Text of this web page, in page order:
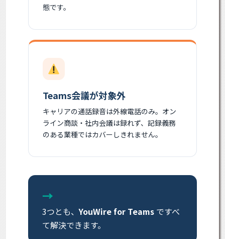
態です。
Teams会議が対象外
キャリアの通話録音は外線電話のみ。オン
ライン商談・社内会議は録れず、記録義務
のある業種ではカバーしきれません。
→
3つとも、YouWire for Teams ですべ
て解決できます。